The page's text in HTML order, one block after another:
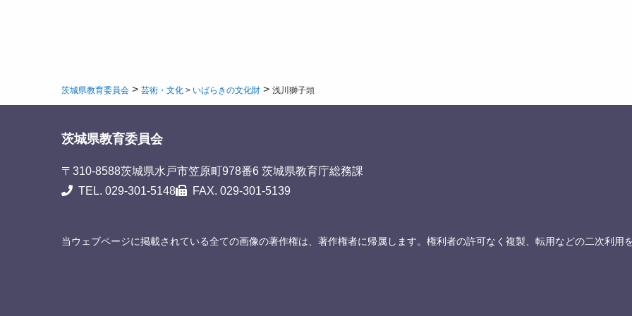
茨城県教育委員会 > 芸術・文化 > いばらきの文化財 > 浅川獅子頭
茨城県教育委員会
〒310-8588茨城県水戸市笠原町978番6 茨城県教育庁総務課
TEL. 029-301-5148
FAX. 029-301-5139
当ウェブページに掲載されている全ての画像の著作権は、著作権者に帰属します。権利者の許可なく複製、転用などの二次利用